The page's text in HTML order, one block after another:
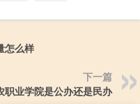
怎么样
下一篇
职业学院是公办还是民办